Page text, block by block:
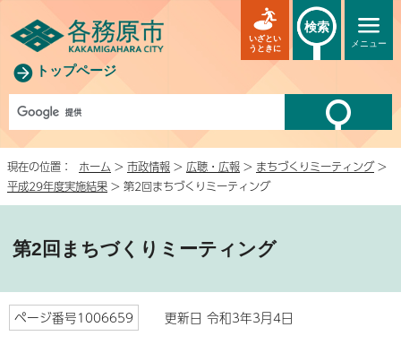
トップページ
メニュー
いざとい
うときに
検索
現在の位置： ホーム > 市政情報 > 広聴・広報 > まちづくりミーティング>
平成29年度実施結果 > 第2回まちづくりミーティング
第2回まちづくりミーティング
ページ番号1006659 更新日 令和3年3月4日